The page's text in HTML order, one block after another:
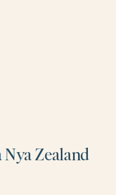
Nya Zealand